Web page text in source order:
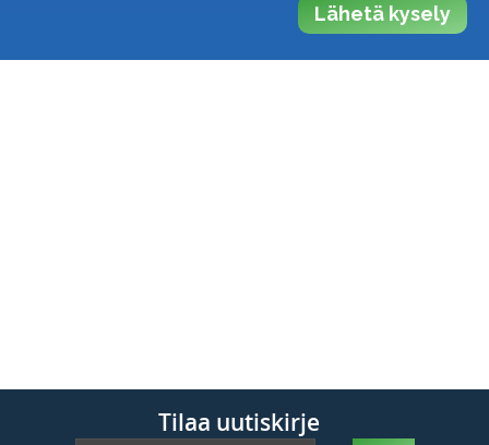
Lähetä kysely
Tilaa uutiskirje